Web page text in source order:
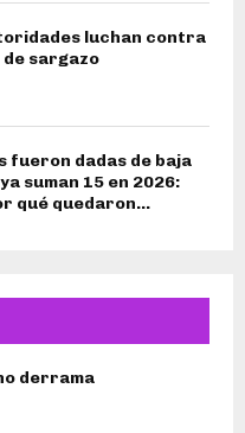
luchan contra
sargazo
fueron dadas de baja
suman 15 en 2026:
qué quedaron...
derrama